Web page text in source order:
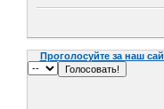
Проголосуйте за наш